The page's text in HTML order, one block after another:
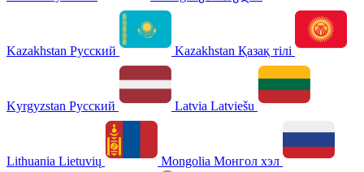
Kazakhstan Русский Kazakhstan Қазақ тілі
Kyrgyzstan Русский Latvia Latviešu
Lithuania Lietuvių Mongolia Монгол хэл